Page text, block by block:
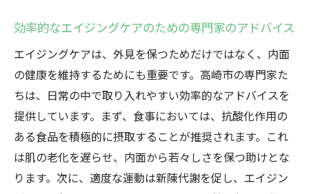
効率的なエイジングケアのための専門家のアドバイス
エイジングケアは、外見を保つためだけではなく、内面
の健康を維持するためにも重要です。高崎市の専門家た
ちは、日常の中で取り入れやすい効率的なアドバイスを
提供しています。まず、食事においては、抗酸化作用の
ある食品を積極的に摂取することが推奨されます。これ
は肌の老化を遅らせ、内面から若々しさを保つ助けとな
ります。次に、適度な運動は新陳代謝を促し、エイジン